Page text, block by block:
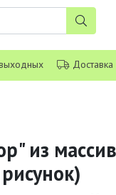
Доставка
из